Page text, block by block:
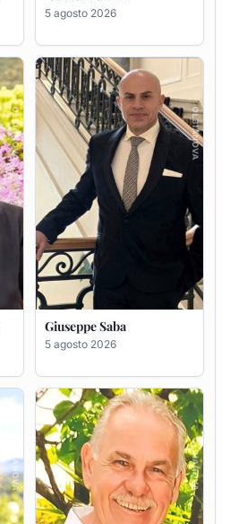
Giuseppe Saba
5 agosto 2026
Giuseppe Deiana
5 agosto 2026